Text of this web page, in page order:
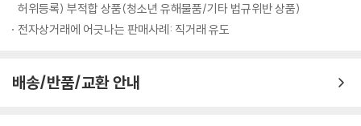
으로 금세 행복해지는 추억이 가득하다. 추억은 힘이 세다. 행복했던 추억
의 힘으로 지금을 살아간다 해도 과언이 아니다.
‘내면이 행복한 아이’가 목표라면 용기 내야 한다. 아직은 부모로 살아도 충
허위등록) 부적합 상품(청소년 유해물품/기타 법규위반 상품)
전자상거래에 어긋나는 판매사례: 직거래 유도
배송/반품/교환 안내